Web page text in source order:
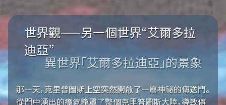
世界觀——另一個世界“艾爾多拉
迪亞”
異世界「艾爾多拉迪亞」的景象
那一天，克里普圖斯上空突然開啟了一扇神祕的傳送門。
從門中湧出的瘴氣籠罩了整個克里普圖斯大陸，導致傳